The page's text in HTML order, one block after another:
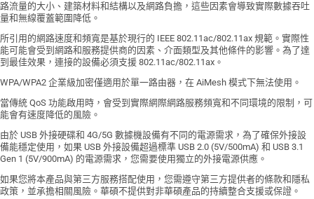
路流量的大小、建築材料和結構以及網路負擔，這些因素會導致實際數據吞吐
量和無線覆蓋範圍降低。
所引用的網路速度和頻寬是基於現行的 IEEE 802.11ac/802.11ax 規範。實際性
能可能會受到網路和服務提供商的因素、介面類型及其他條件的影響。為了達
到最佳效果，連接的設備必須支援 802.11ac/802.11ax。
WPA/WPA2 企業級加密僅適用於單一路由器，在 AiMesh 模式下無法使用。
當傳統 QoS 功能啟用時，會受到實際網際網路服務頻寬和不同環境的限制，可
能會有速度降低的風險。
由於 USB 外接硬碟和 4G/5G 數據機設備有不同的電源需求，為了確保外接設
備能穩定使用，如果 USB 外接設備超過標準 USB 2.0 (5V/500mA) 和 USB 3.1
Gen 1 (5V/900mA) 的電源需求，您需要使用獨立的外接電源供應。
如果您將本產品與第三方服務搭配使用，您需遵守第三方提供者的條款和隱私
政策，並承擔相關風險。華碩不提供對非華碩產品的持續整合支援或保證。